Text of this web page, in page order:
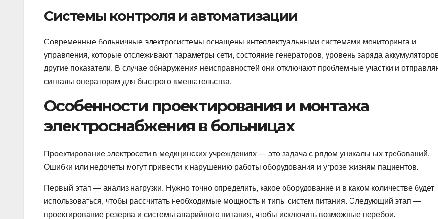
Системы контроля и автоматизации
Современные больничные электросистемы оснащены интеллектуальными системами мониторинга и
управления, которые отслеживают параметры сети, состояние генераторов, уровень заряда
другие показатели. В случае обнаружения неисправностей они отключают проблемные участки и
сигналы операторам для быстрого вмешательства.
Особенности проектирования и монтажа
электроснабжения в больницах
Проектирование электросети в медицинских учреждениях — это задача с рядом уникальных требований.
Ошибки или недочеты могут привести к нарушению работы оборудования и угрозе жизням пациентов.
Первый этап — анализ нагрузки. Нужно точно определить, какое оборудование и в каком количестве будет
использоваться, чтобы рассчитать необходимые мощность и типы систем питания. Следующий этап —
проектирование резерва и системы аварийного питания, чтобы исключить возможные перебои.